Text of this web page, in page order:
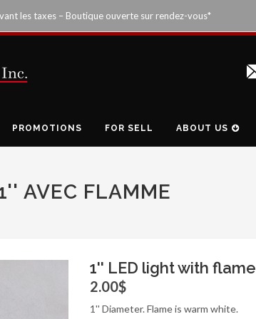
les taxes – Boutique ouverte sur rendez-vous*
PROMOTIONS FOR SELL ABOUT US
AVEC FLAMME
1'' LED light with flame
2.00$
1'' Diameter. Flame is warm white.